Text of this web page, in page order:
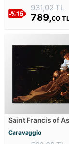
931,02 TL
789,00 TL
Saint Francis of
Ecstasy Kanvas
Caravaggio